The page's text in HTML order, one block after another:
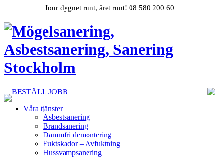
Jour dygnet runt, året runt! 08 580 200 60
BESTÄLL JOBB
Våra tjänster
Asbestsanering
Brandsanering
Dammfri demontering
Fuktskador – Avfuktning
Hussvampsanering